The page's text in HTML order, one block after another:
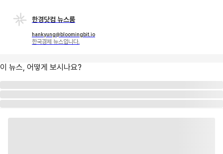
한경닷컴 뉴스룸
hankyung@bloomingbit.io
한국경제 뉴스입니다.
이 뉴스, 어떻게 보시나요?